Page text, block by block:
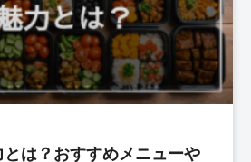
は？おすすめメニューや